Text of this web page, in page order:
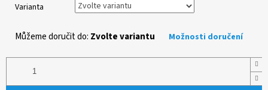
Varianta
Můžeme doručit do: Zvolte variantu Možnosti doručení